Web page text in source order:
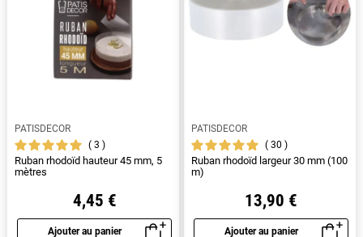
PATISDECOR
3
Ruban rhodoïd hauteur 45 mm, 5
mètres
4,45 €
Ajouter au panier
PATISDECOR
30
Ruban rhodoïd largeur 30 mm (100
m)
13,90 €
Ajouter au panier